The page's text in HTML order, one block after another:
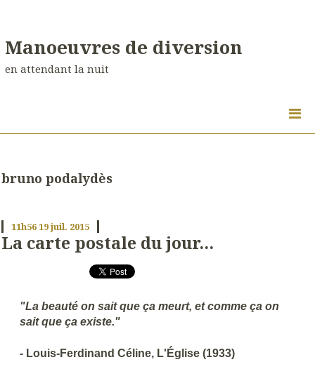
Manoeuvres de diversion
en attendant la nuit
bruno podalydès
11h5619juil. 2015
La carte postale du jour...
"La beauté on sait que ça meurt, et comme ça on
sait que ça existe."
- Louis-Ferdinand Céline, L'Église (1933)